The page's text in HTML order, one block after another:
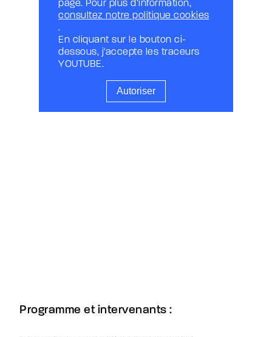
page. Pour plus d’information,
consultez notre politique cookies
.
En cliquant sur le bouton ci-
dessous, j'accepte les traceurs
YOUTUBE.
Autoriser
Programme et intervenants :